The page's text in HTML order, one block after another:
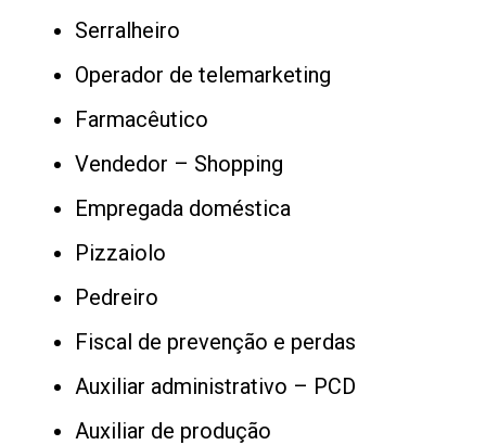
Serralheiro
Operador de telemarketing
Farmacêutico
Vendedor – Shopping
Empregada doméstica
Pizzaiolo
Pedreiro
Fiscal de prevenção e perdas
Auxiliar administrativo – PCD
Auxiliar de produção